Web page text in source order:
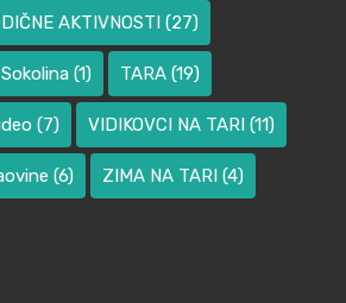
AKTIVNOSTI (27)
Sokolina (1) TARA (19)
(7) VIDIKOVCI NA TARI (11)
(6) ZIMA NA TARI (4)